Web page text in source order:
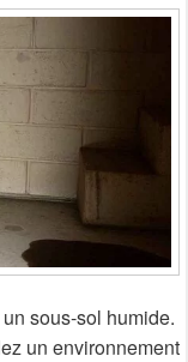
sous-sol humide.
un environnement